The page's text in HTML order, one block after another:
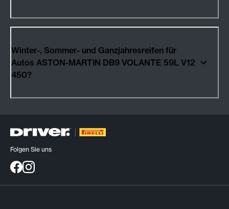
Winter-, Sommer- und Ganzjahresreifen für
Autos ASTON-MARTIN DB9 VOLANTE 59L V12
450?
Folgen Sie uns